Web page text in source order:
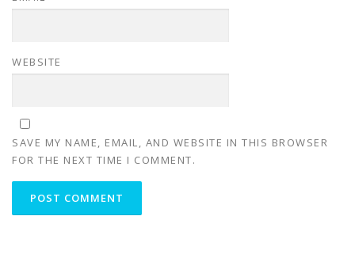
WEBSITE
SAVE MY NAME, EMAIL, AND WEBSITE IN THIS BROWSER
FOR THE NEXT TIME I COMMENT.